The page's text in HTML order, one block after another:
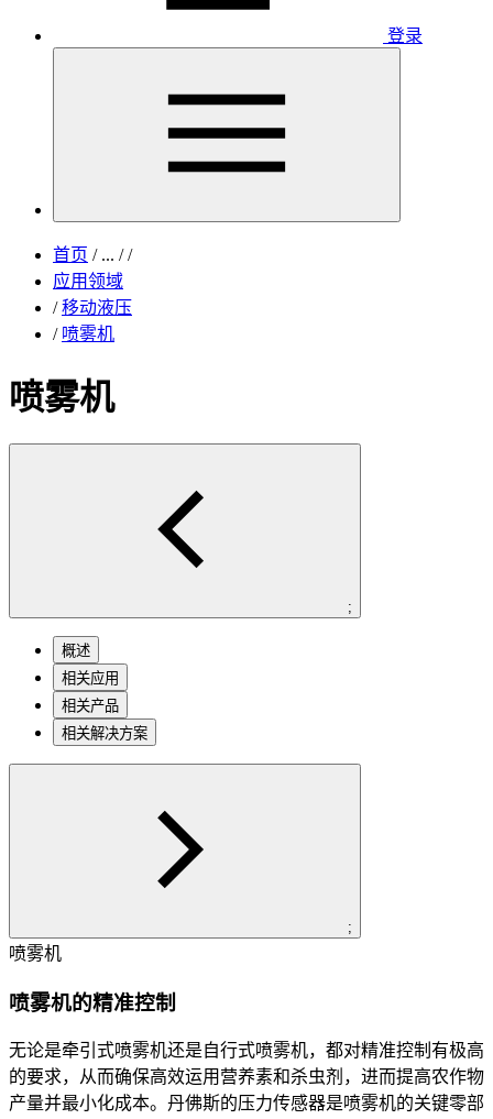
登录
首页 /... / /
应用领域
/ 移动液压
/ 喷雾机
喷雾机
;
概述
相关应用
相关产品
相关解决方案
;
喷雾机
喷雾机的精准控制
无论是牵引式喷雾机还是自行式喷雾机，都对精准控制有极高
的要求，从而确保高效运用营养素和杀虫剂，进而提高农作物
产量并最小化成本。丹佛斯的压力传感器是喷雾机的关键零部